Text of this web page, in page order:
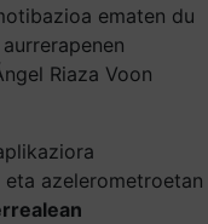
ematen du
Riaza Voon
azelerometroetan